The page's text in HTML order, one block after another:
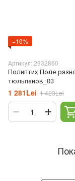
−10%
Артикул: 2932860
Полиптих Поле
тюльпанов_03
1 281Lei 1 423Lei